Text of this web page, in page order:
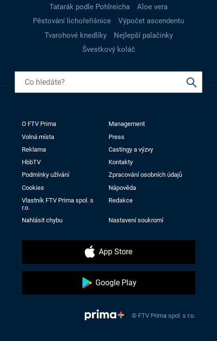
Tatarák podle Pohlreicha
Aloe vera
Pěstování lichořeřišnice
Výpočet ascendentu
Tvarohové knedlíky
Nejlepší palačinky
Švestkový koláč
O FTV Prima
Management
Volná místa
Press
Reklama
Castingy a výzvy
HbbTV
Kontakty
Podmínky užívání
Zpracování osobních údajů
Cookies
Nápověda
Vlastník FTV Prima spol. s
r.o.
Redakce
Nahlásit chybu Nastavení soukromí
App Store
Google Play
© FTV Prima spol. s r.o.